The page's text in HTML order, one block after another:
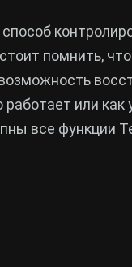
помнить,
или как
все функции